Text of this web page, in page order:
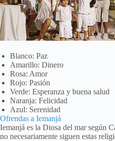
Blanco: Paz
Amarillo: Dinero
Rosa: Amor
Rojo: Pasión
Verde: Esperanza y buena salud
Naranja: Felicidad
Azul: Serenidad
Ofrendas a Iemanjá
Iemanjá es la Diosa del mar según
no necesariamente siguen estas